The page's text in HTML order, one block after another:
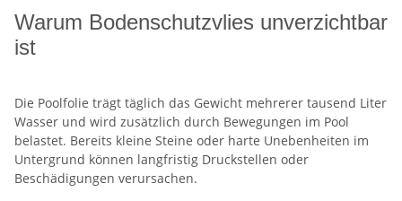
Warum Bodenschutzvlies unverzichtbar
ist
Die Poolfolie trägt täglich das Gewicht mehrerer tausend Liter
Wasser und wird zusätzlich durch Bewegungen im Pool
belastet. Bereits kleine Steine oder harte Unebenheiten im
Untergrund können langfristig Druckstellen oder
Beschädigungen verursachen.